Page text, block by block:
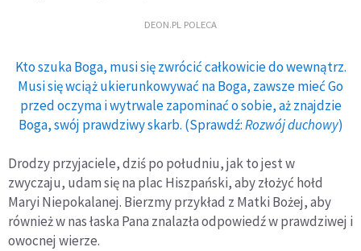
DEON.PL POLECA
Kto szuka Boga, musi się zwrócić całkowicie do wewnątrz.
Musi się wciąż ukierunkowywać na Boga, zawsze mieć Go
przed oczyma i wytrwale zapominać o sobie, aż znajdzie
Boga, swój prawdziwy skarb. (Sprawdź:Rozwój duchowy)
Drodzy przyjaciele, dziś po południu, jak to jest w
zwyczaju, udam się na plac Hiszpański, aby złożyć hołd
Maryi Niepokalanej. Bierzmy przykład z Matki Bożej, aby
również w nas łaska Pana znalazła odpowiedź w prawdziwej i
owocnej wierze.